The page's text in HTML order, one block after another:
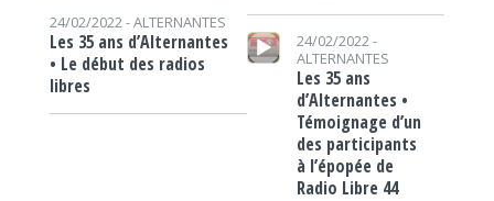
24/02/2022 -ALTERNANTES
Les 35 ans d’Alternantes
• Le début des radios
libres
Lecteur audio
24/02/2022 -
ALTERNANTES
Les 35 ans
d’Alternantes •
Témoignage d’un
des participants
à l’épopée de
Radio Libre 44